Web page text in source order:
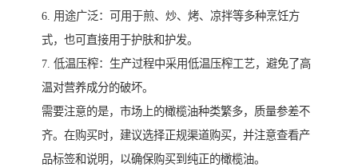
6. 用途广泛：可用于煎、炒、烤、凉拌等多种烹饪方
式，也可直接用于护肤和护发。
7. 低温压榨：生产过程中采用低温压榨工艺，避免了高
温对营养成分的破坏。
需要注意的是，市场上的橄榄油种类繁多，质量参差不
齐。在购买时，建议选择正规渠道购买，并注意查看产
品标签和说明，以确保购买到纯正的橄榄油。